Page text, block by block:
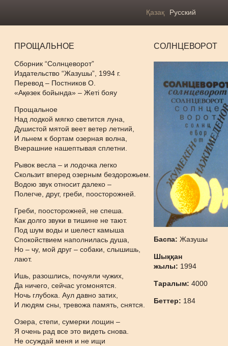
Қазақ Русский
ПРОЩАЛЬНОЕ
Сборник “Солнцеворот”
Издательство “Жазушы”, 1994 г.
Перевод – Постников О.
«Ақөзек бойында» – Жеті бояу
Прощальное
Над лодкой мягко светится луна,
Душистой мятой веет ветер летний,
И льнем к бортам озерная волна,
Вчерашние нашептывая сплетни.
Рывок весла – и лодочка легко
Скользит вперед озерным бездорожьем.
Водою звук относит далеко –
Полегче, друг, греби, поосторожней.
Греби, поосторожней, не спеша.
Как долго звуки в тишине не тают.
Под шум воды и шелест камыша
Спокойствием наполнилась душа,
Но – чу, мой друг – собаки, слышишь,
лают.
Ишь, разошлись, почуяли чужих,
Да ничего, сейчас угомонятся.
Ночь глубока. Аул давно затих,
И людям сны, тревожа память, снятся.
Озера, степи, сумерки лощин –
Я очень рад все это видеть снова.
Не осуждай меня и не ищи
СОЛНЦЕВОРОТ
Баспа:Жазушы
Шыққан
жылы: 1994
Таралым:4000
Беттер: 184